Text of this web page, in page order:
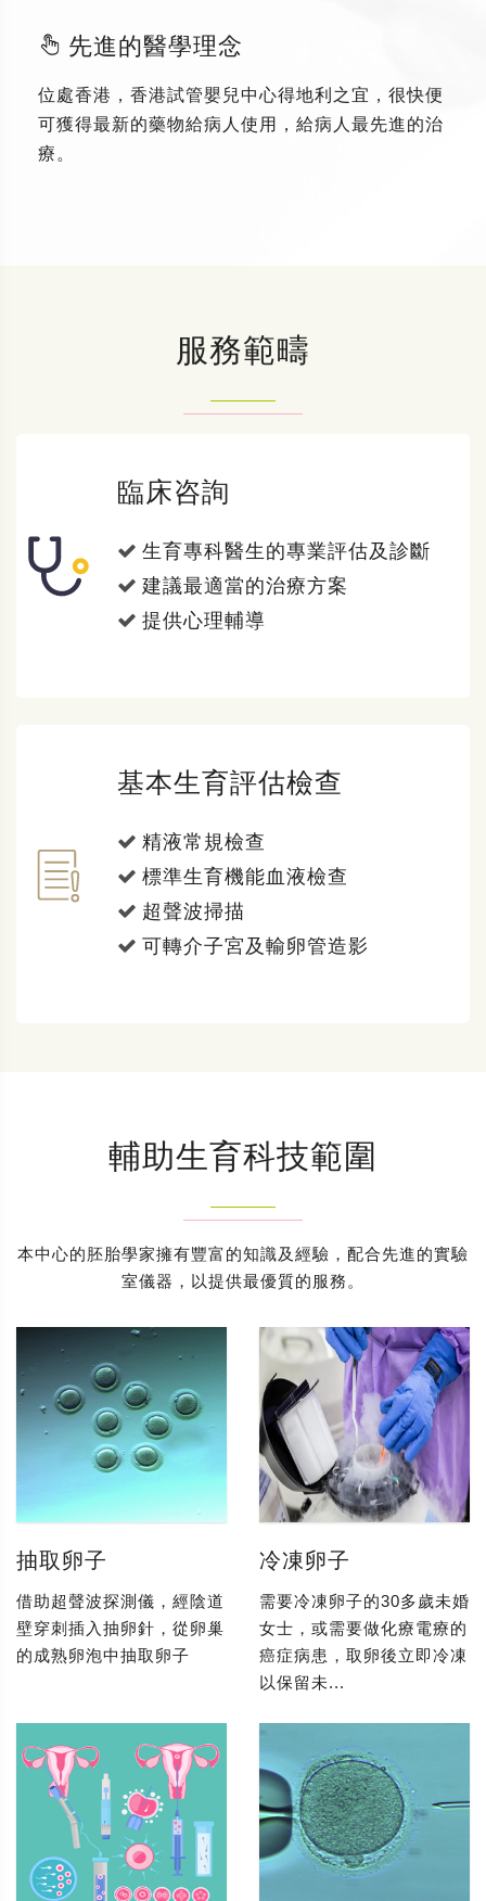
先進的醫學理念
位處香港，香港試管嬰兒中心得地利之宜，很快便
可獲得最新的藥物給病人使用，給病人最先進的治
療。
服務範疇
臨床咨詢
生育專科醫生的專業評估及診斷
建議最適當的治療方案
提供心理輔導
基本生育評估檢查
精液常規檢查
標準生育機能血液檢查
超聲波掃描
可轉介子宮及輸卵管造影
輔助生育科技範圍
本中心的胚胎學家擁有豐富的知識及經驗，配合先進的實驗
室儀器，以提供最優質的服務。
抽取卵子
借助超聲波探測儀，經陰道
壁穿刺插入抽卵針，從卵巢
的成熟卵泡中抽取卵子
冷凍卵子
需要冷凍卵子的30多歲未婚
女士，或需要做化療電療的
癌症病患，取卵後立即冷凍
以保留未...